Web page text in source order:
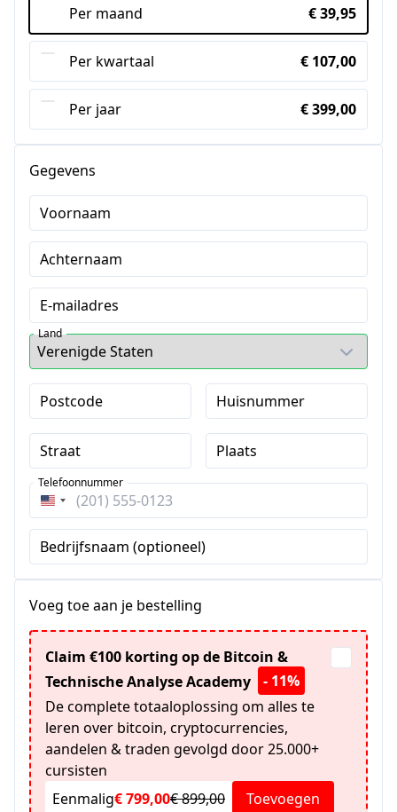
Per maand
€ 39,95
Per kwartaal € 107,00
Per jaar € 399,00
Gegevens
Voornaam
Achternaam
E-mailadres
Land
Postcode Huisnummer
Straat Plaats
Verenigde
Staten
+1
Telefoonnummer
Bedrijfsnaam (optioneel)
Voeg toe aan je bestelling
Claim €100 korting op de Bitcoin &
Technische Analyse Academy
- 11%
De complete totaaloplossing om alles te
leren over bitcoin, cryptocurrencies,
aandelen & traden gevolgd door 25.000+
cursisten
Eenmalig€ 799,00€ 899,00 Toevoegen